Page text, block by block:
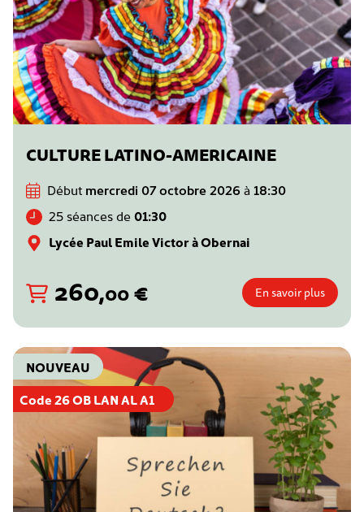
CULTURE LATINO-AMERICAINE
Début mercredi 07 octobre 2026 à 18:30
25 séances de 01:30
Lycée Paul Emile Victor à Obernai
260,00€ En savoir plus
Code 26 OB LAN AL A1
NOUVEAU